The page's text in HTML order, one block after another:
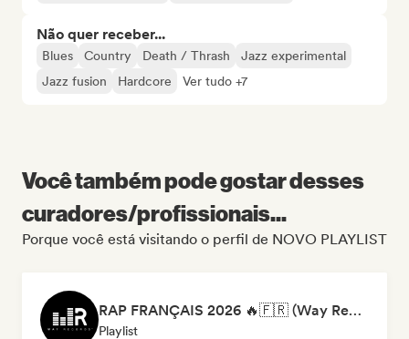
Não quer receber...
Blues Country Death / Thrash
Jazz experimental
Jazz fusion
Hardcore Ver tudo +7
Você também pode gostar desses
curadores/profissionais...
Porque você está visitando o perfil de NOVO PLAYLIST
RAP FRANÇAIS 2026 🔥🇫🇷 (Way Records)
Playlist